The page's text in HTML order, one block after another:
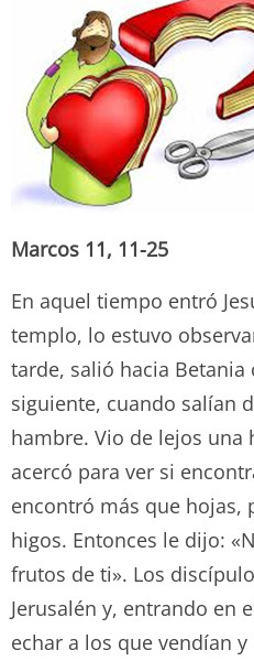
Marcos 11, 11-25
En aquel tiempo entró
templo, lo estuvo
tarde, salió hacia Betania
siguiente, cuando salían
hambre. Vio de lejos una
acercó para ver si
encontró más que hojas,
higos. Entonces le dijo:
frutos de ti». Los
Jerusalén y, entrando en
echar a los que vendían